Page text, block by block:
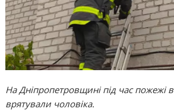
На Дніпропетровщині під час пожежі
врятували чоловіка.